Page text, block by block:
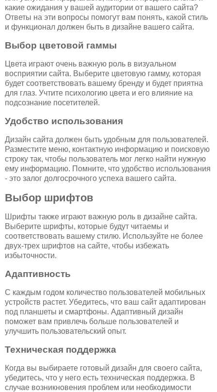
какие ожидания у вашей аудитории от вашего сайта?
Ответы на эти вопросы помогут вам понять, какой стиль
и функционал должен быть в дизайне вашего сайта.
Выбор цветовой гаммы
Цвета играют очень важную роль в визуальном
восприятии сайта. Выберите цветовую гамму, которая
будет соответствовать вашему бренду и будет приятна
для глаз. Учтите психологию цвета и его влияние на
подсознание посетителей.
Удобство использования
Дизайн сайта должен быть удобным для пользователей.
Разместите меню, контактную информацию и поисковую
строку так, чтобы пользователь мог легко найти нужную
ему информацию. Помните, что удобство использования
- это залог долгосрочного успеха вашего сайта.
Выбор шрифтов
Шрифты также играют важную роль в дизайне сайта.
Выберите шрифты, которые будут читаемы и
соответствовать вашему стилю. Используйте не более
двух-трех шрифтов на сайте, чтобы избежать
избыточности.
Адаптивность
С каждым годом количество пользователей мобильных
устройств растет. Убедитесь, что ваш сайт адаптирован
под планшеты и смартфоны. Адаптивный дизайн
поможет вам привлечь больше пользователей и
улучшить пользовательский опыт.
Техническая поддержка
Когда вы выбираете готовый дизайн для своего сайта,
убедитесь, что у него есть техническая поддержка. В
случае возникновения проблем или необходимости